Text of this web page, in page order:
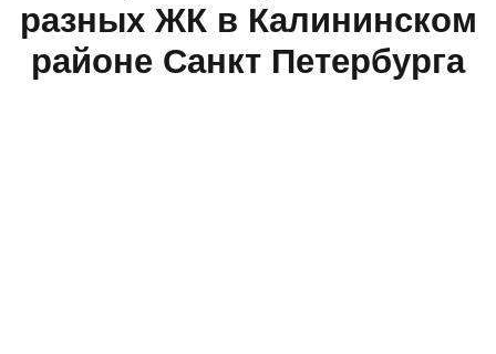
разных ЖК в Калининском
районе Санкт Петербурга